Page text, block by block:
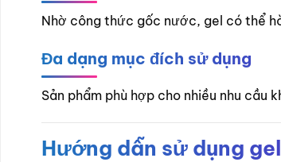
Nhờ công thức gốc nước, gel có thể
Đa dạng mục đích sử dụng
Sản phẩm phù hợp cho nhiều nhu
Hướng dẫn sử dụng